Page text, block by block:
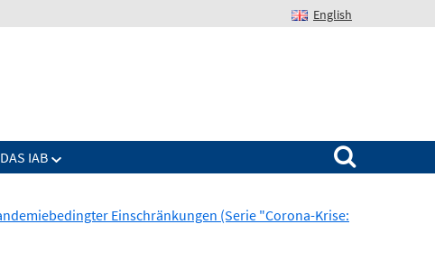
English
DAS IAB
Suchen nach:
Einschränkungen (Serie "Corona-Krise: